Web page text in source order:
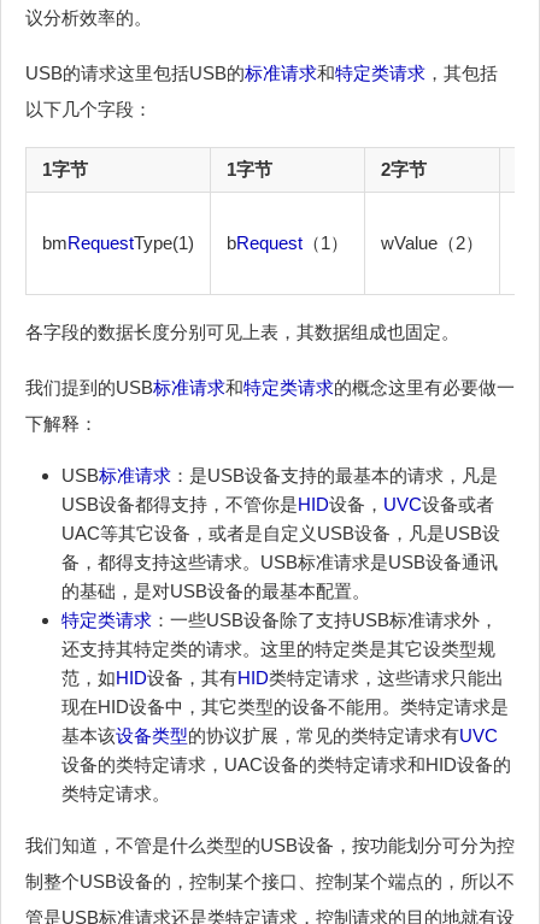
议分析效率的。
USB的请求这里包括USB的标准请求和特定类请求 ，其包括
以下几个字段：
1字节 1字节 2字节
bmRequestType(1) bRequest （1） wValue（2）
各字段的数据长度分别可见上表，其数据组成也固定。
我们提到的USB标准请求和特定类请求的概念这里有必要做一
下解释：
USB标准请求 ：是USB设备支持的最基本的请求，凡是
USB设备都得支持，不管你是HID设备， UVC设备或者
UAC等其它设备，或者是自定义USB设备，凡是USB设
备，都得支持这些请求。USB标准请求是USB设备通讯
的基础，是对USB设备的最基本配置。
特定类请求 ：一些USB设备除了支持USB标准请求外，
还支持其特定类的请求。这里的特定类是其它设类型规
范，如HID设备，其有HID类特定请求，这些请求只能出
现在HID设备中，其它类型的设备不能用。类特定请求是
基本该设备类型的协议扩展，常见的类特定请求有UVC
设备的类特定请求，UAC设备的类特定请求和HID设备的
类特定请求。
我们知道，不管是什么类型的USB设备，按功能划分可分为控
制整个USB设备的，控制某个接口、控制某个端点的，所以不
管是USB标准请求还是类特定请求，控制请求的目的地就有设